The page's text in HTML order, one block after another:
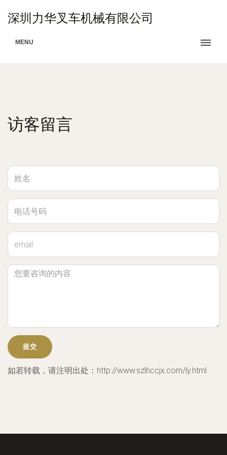
深圳力华叉车机械有限公司
MENU
访客留言
如若转载，请注明出处：http://www.szlhccjx.com/ly.html